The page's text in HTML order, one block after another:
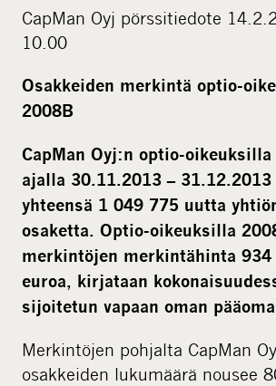
i
m
i
a
CapMan Oyj pörssitiedote
10.00
Osakkeiden merkintä optio-
2008B
CapMan Oyj:n optio-oikeuksilla
ajalla 30.11.2013 –
yhteensä 1 049 775 uutta
osaketta. Optio-oikeuksilla
merkintöjen merkintähinta 934
euroa, kirjataan
sijoitetun vapaan oman
Merkintöjen pohjalta CapMan
osakkeiden lukumäärä nousee